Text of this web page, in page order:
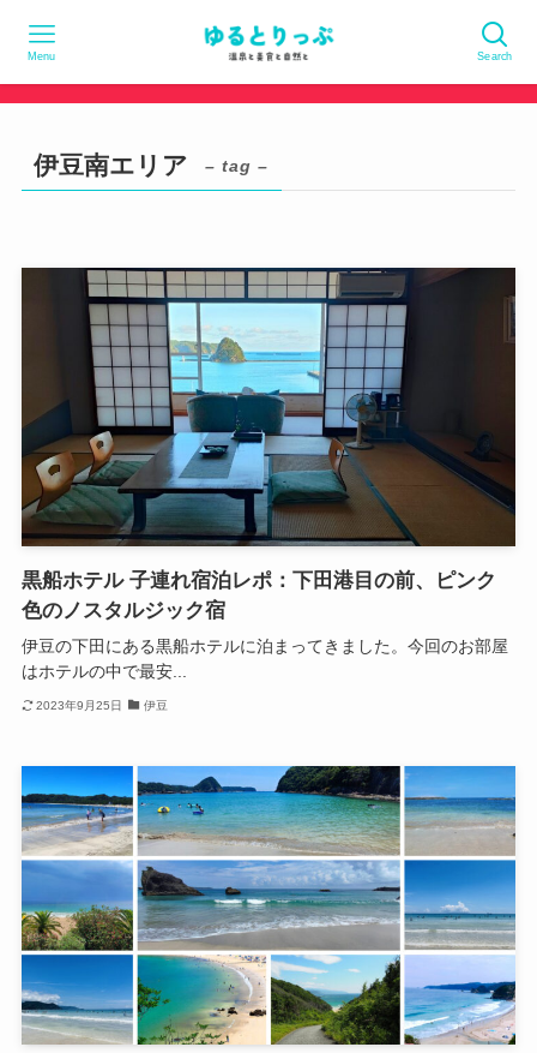
Search
Menu
伊豆南エリア – tag –
黒船ホテル 子連れ宿泊レポ：下田港目の前、ピンク
色のノスタルジック宿
伊豆の下田にある黒船ホテルに泊まってきました。今回のお部屋
はホテルの中で最安...
2023年9月25日 伊豆